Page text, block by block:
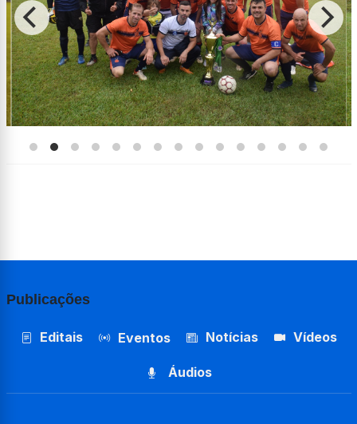
Publicações
Editais Eventos Notícias Vídeos
Áudios